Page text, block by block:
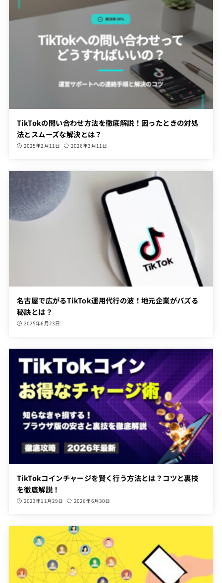
TikTokの問い合わせ方法を徹底解説！困ったときの対処
法とスムーズな解決とは？
2025年2月11日 2026年3月11日
名古屋で広がるTikTok運用代行の波！地元企業がバズる
秘訣とは？
2025年6月23日
TikTokコインチャージを賢く行う方法とは？コツと裏技
を徹底解説！
2023年11月29日 2026年6月30日